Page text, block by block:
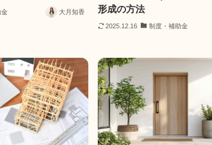
金 大月知香
形成の方法
2025.12.16 制度・補助金